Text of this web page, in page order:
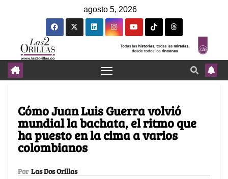
agosto 5, 2026
Cómo Juan Luis Guerra volvió
mundial la bachata, el ritmo que
ha puesto en la cima a varios
colombianos
Por Las Dos Orillas